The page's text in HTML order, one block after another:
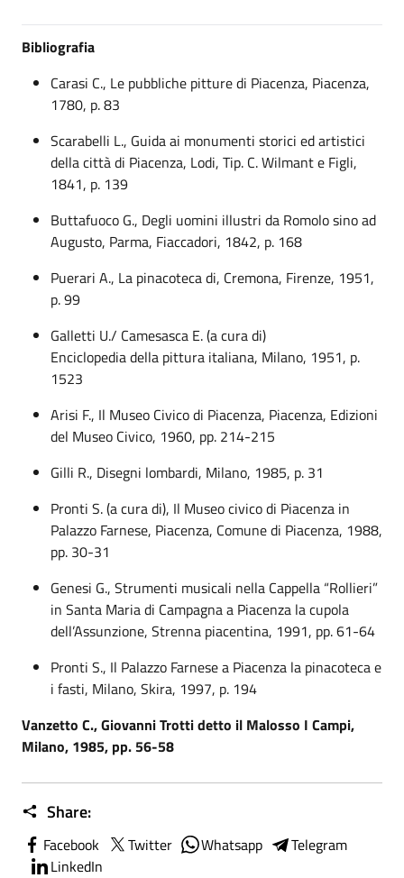
Bibliografia
Carasi C., Le pubbliche pitture di Piacenza, Piacenza,
1780, p. 83
Scarabelli L., Guida ai monumenti storici ed artistici
della città di Piacenza, Lodi, Tip. C. Wilmant e Figli,
1841, p. 139
Buttafuoco G., Degli uomini illustri da Romolo sino ad
Augusto, Parma, Fiaccadori, 1842, p. 168
Puerari A., La pinacoteca di, Cremona, Firenze, 1951,
p. 99
Galletti U./ Camesasca E. (a cura di)
Enciclopedia della pittura italiana, Milano, 1951, p.
1523
Arisi F., Il Museo Civico di Piacenza, Piacenza, Edizioni
del Museo Civico, 1960, pp. 214-215
Gilli R., Disegni lombardi, Milano, 1985, p. 31
Pronti S. (a cura di), Il Museo civico di Piacenza in
Palazzo Farnese, Piacenza, Comune di Piacenza, 1988,
pp. 30-31
Genesi G., Strumenti musicali nella Cappella “Rollieri”
in Santa Maria di Campagna a Piacenza la cupola
dell’Assunzione, Strenna piacentina, 1991, pp. 61-64
Pronti S., Il Palazzo Farnese a Piacenza la pinacoteca e
i fasti, Milano, Skira, 1997, p. 194
Vanzetto C., Giovanni Trotti detto il Malosso I Campi,
Milano, 1985, pp. 56-58
Share:
Facebook Twitter Whatsapp
Telegram
LinkedIn